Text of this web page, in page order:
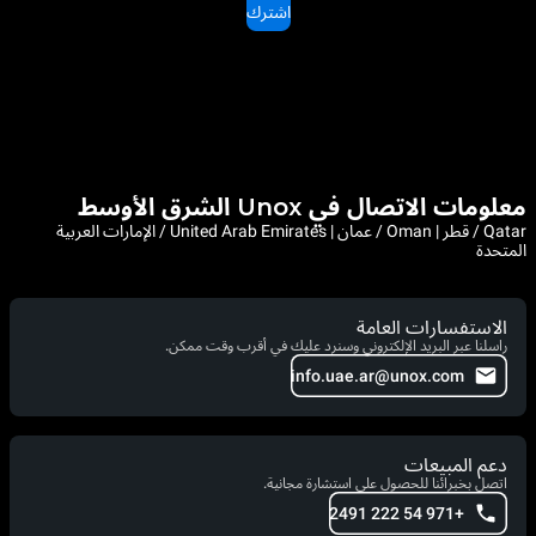
اشترك
معلومات الاتصال في Unox الشرق الأوسط
Qatar / قطر | Oman / عمان | United Arab Emirates / الإمارات العربية
المتحدة
الاستفسارات العامة
راسلنا عبر البريد الإلكتروني وسنرد عليك في أقرب وقت ممكن.
info.uae.ar@unox.com
دعم المبيعات
اتصل بخبرائنا للحصول على استشارة مجانية.
+971 54 222 2491